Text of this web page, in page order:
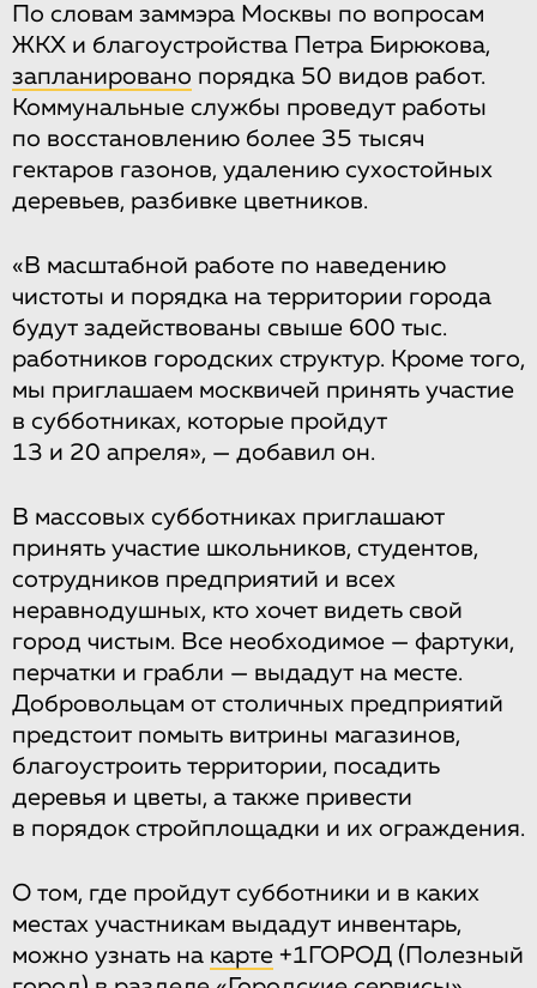
По словам заммэра Москвы по вопросам
ЖКХ и благоустройства Петра Бирюкова,
запланировано порядка 50 видов работ.
Коммунальные службы проведут работы
по восстановлению более 35 тысяч
гектаров газонов, удалению сухостойных
деревьев, разбивке цветников.
«В масштабной работе по наведению
чистоты и порядка на территории города
будут задействованы свыше 600 тыс.
работников городских структур. Кроме того,
мы приглашаем москвичей принять участие
в субботниках, которые пройдут
13 и 20 апреля», — добавил он.
В массовых субботниках приглашают
принять участие школьников, студентов,
сотрудников предприятий и всех
неравнодушных, кто хочет видеть свой
город чистым. Все необходимое — фартуки,
перчатки и грабли — выдадут на месте.
Добровольцам от столичных предприятий
предстоит помыть витрины магазинов,
благоустроить территории, посадить
деревья и цветы, а также привести
в порядок стройплощадки и их ограждения.
О том, где пройдут субботники и в каких
местах участникам выдадут инвентарь,
можно узнать на карте +1ГОРОД (Полезный